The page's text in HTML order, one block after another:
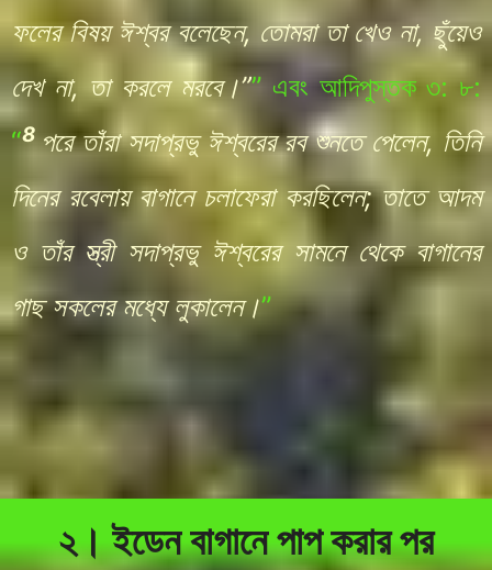
ফলের বিষয় ঈশ্বর বলেছেন, তোমরা তা খেও না, ছুঁয়েও
দেখ না, তা করলে মরবে।”” এবংআদিপুস্তক৩: ৮:
“8 পরে তাঁরা সদাপ্রভু ঈশ্বরের রব শুনতে পেলেন, তিনি
দিনের রবেলায় বাগানে চলাফেরা করছিলেন; তাতে আদম
ও তাঁর স্ত্রী সদাপ্রভু ঈশ্বরের সামনে থেকে বাগানের
গাছ সকলের মধ্যে লুকালেন।”
২। ইডেন বাগানে পাপ করার পর